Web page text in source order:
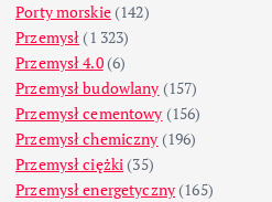
Porty morskie(142)
Przemysł (1 323)
Przemysł 4.0(6)
Przemysł budowlany (157)
Przemysł cementowy (156)
Przemysł chemiczny (196)
Przemysł ciężki (35)
Przemysł energetyczny (165)